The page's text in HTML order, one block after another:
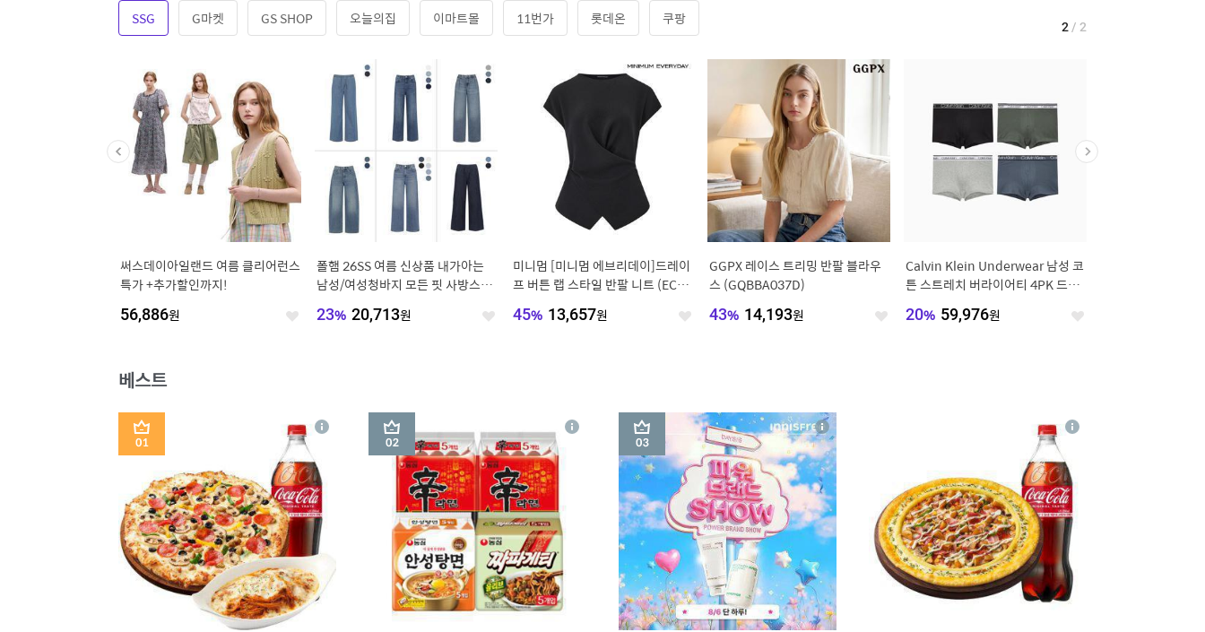
SSG G마켓 GS SHOP 오늘의집 이마트몰 11번가 롯데온 쿠팡
써스데이아일랜드 여름 클리어런스
특가 +추가할인까지!
56,886원 좋
폴햄 26SS 여름 신상품 내가아는
남성/여성청바지 모든 핏 사방스판
23% 20,713원 좋
미니멈 [미니멈 에브리데이]드레이
프 버튼 랩 스타일 반팔 니트 (EC2K
45% 13,657원 좋
GGPX 레이스 트리밍 반팔 블라우
스 (GQBBA037D)
43% 14,193원 좋
Calvin Klein Underwear 남성 코
튼 스트레치 버라이어티 4PK 드로
20% 59,976원 좋
2 / 2
베스트
1
상
2
상
3
상
세
상